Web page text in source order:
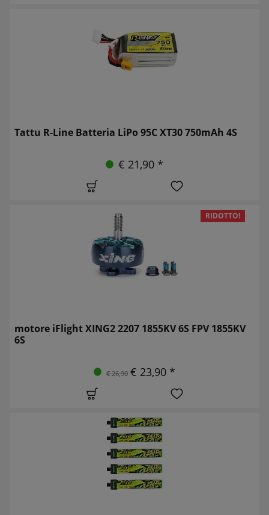
Tattu R-Line Batteria LiPo 95C XT30 750mAh 4S
€ 21,90 *
RIDOTTO!
motore iFlight XING2 2207 1855KV 6S FPV 1855KV
6S
€ 26,90 € 23,90 *